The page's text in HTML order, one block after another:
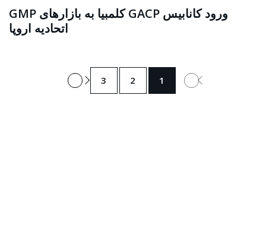
ورود کانابیس GACP کلمبیا به بازارهای GMP
اتحادیه اروپا
1
2
3 بعدی
→